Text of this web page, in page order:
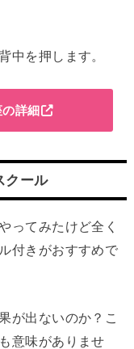
中を押します。
詳細
クール
ってみたけど全く
付きがおすすめで
が出ないのか？こ
意味がありませ